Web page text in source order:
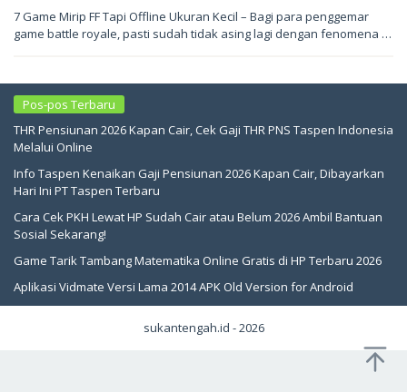
Mei
2026
7 Game Mirip FF Tapi Offline Ukuran Kecil – Bagi para penggemar
game battle royale, pasti sudah tidak asing lagi dengan fenomena …
Pos-pos Terbaru
THR Pensiunan 2026 Kapan Cair, Cek Gaji THR PNS Taspen Indonesia
Melalui Online
Info Taspen Kenaikan Gaji Pensiunan 2026 Kapan Cair, Dibayarkan
Hari Ini PT Taspen Terbaru
Cara Cek PKH Lewat HP Sudah Cair atau Belum 2026 Ambil Bantuan
Sosial Sekarang!
Game Tarik Tambang Matematika Online Gratis di HP Terbaru 2026
Aplikasi Vidmate Versi Lama 2014 APK Old Version for Android
sukantengah.id - 2026